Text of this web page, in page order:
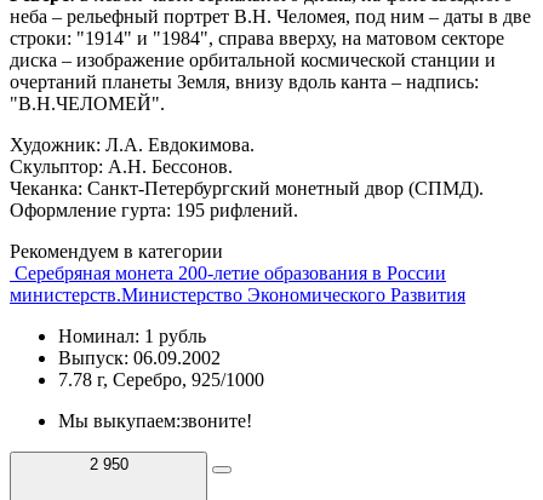
неба – рельефный портрет В.Н. Челомея, под ним – даты в две
строки: "1914" и "1984", справа вверху, на матовом секторе
диска – изображение орбитальной космической станции и
очертаний планеты Земля, внизу вдоль канта – надпись:
"В.Н.ЧЕЛОМЕЙ".
Художник: Л.А. Евдокимова.
Скульптор: А.Н. Бессонов.
Чеканка: Санкт-Петербургский монетный двор (СПМД).
Оформление гурта: 195 рифлений.
Рекомендуем в категории
Серебряная монета 200-летие образования в России
министерств.Министерство Экономического Развития
Номинал: 1 рубль
Выпуск: 06.09.2002
7.78 г, Серебро, 925/1000
Мы выкупаем:звоните!
2 950